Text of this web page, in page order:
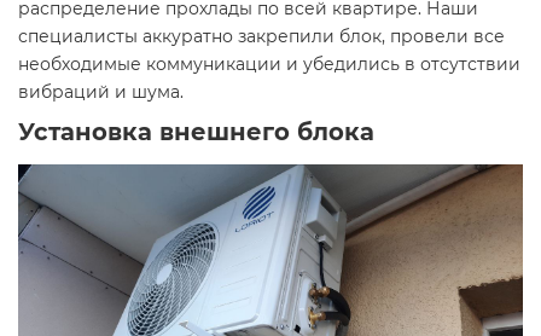
распределение прохлады по всей квартире. Наши
специалисты аккуратно закрепили блок, провели все
необходимые коммуникации и убедились в отсутствии
вибраций и шума.
Установка внешнего блока